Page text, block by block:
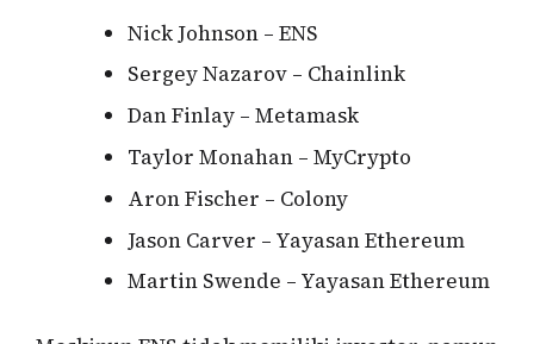
Nick Johnson – ENS
Sergey Nazarov – Chainlink
Dan Finlay – Metamask
Taylor Monahan – MyCrypto
Aron Fischer – Colony
Jason Carver – Yayasan Ethereum
Martin Swende – Yayasan Ethereum